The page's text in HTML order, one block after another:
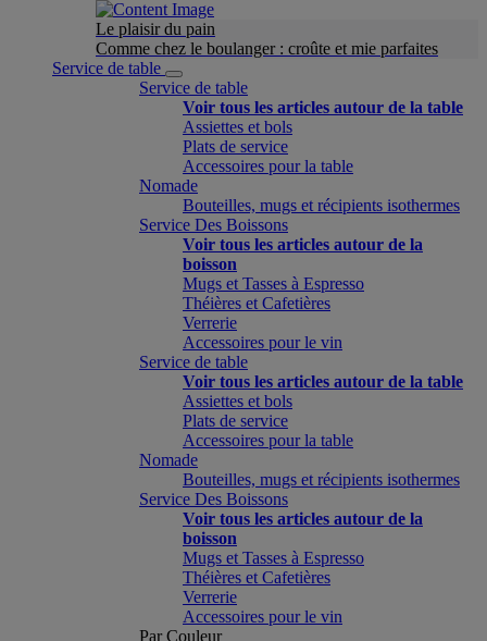
Le plaisir du pain
Comme chez le boulanger : croûte et mie parfaites
Service de table
Service de table
Voir tous les articles autour de la table
Assiettes et bols
Plats de service
Accessoires pour la table
Nomade
Bouteilles, mugs et récipients isothermes
Service Des Boissons
Voir tous les articles autour de la
boisson
Mugs et Tasses à Espresso
Théières et Cafetières
Verrerie
Accessoires pour le vin
Service de table
Voir tous les articles autour de la table
Assiettes et bols
Plats de service
Accessoires pour la table
Nomade
Bouteilles, mugs et récipients isothermes
Service Des Boissons
Voir tous les articles autour de la
boisson
Mugs et Tasses à Espresso
Théières et Cafetières
Verrerie
Accessoires pour le vin
Par Couleur